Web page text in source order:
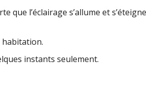
l’éclairage s’allume et
habitation.
instants seulement.